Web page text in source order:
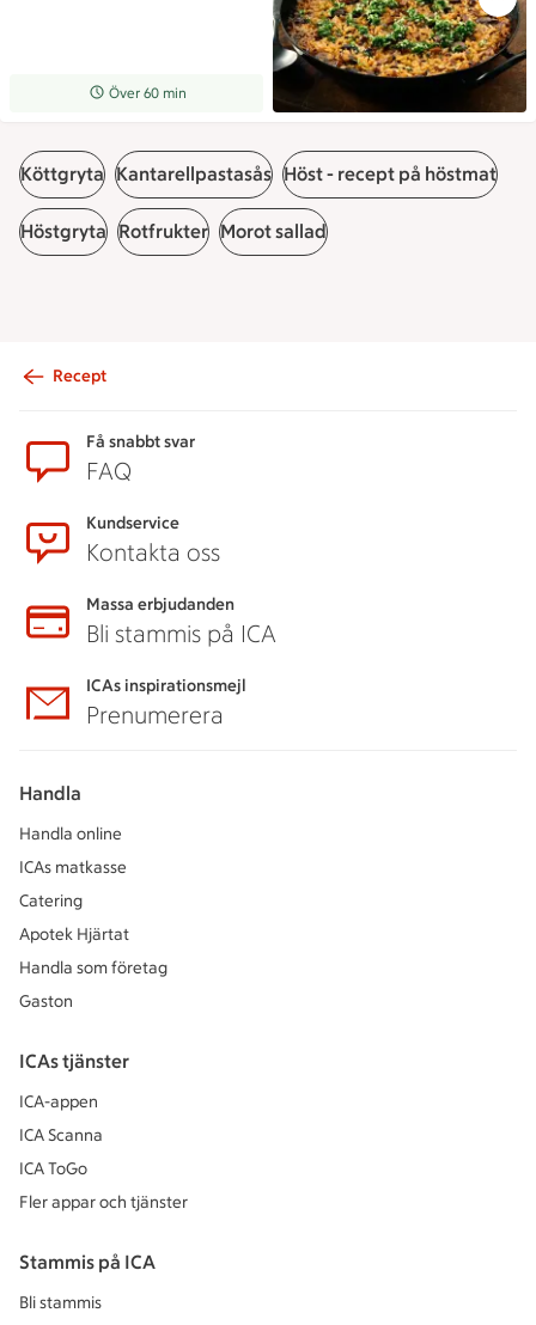
Receptet tar Över 60 min att tillaga
Över 60 min
Köttgryta Kantarellpastasås Höst - recept på höstmat
Höstgryta Rotfrukter Morot sallad
Recept
Få snabbt svar
FAQ
Kundservice
Kontakta oss
Massa erbjudanden
Bli stammis på ICA
ICAs inspirationsmejl
Prenumerera
Handla
Handla online
ICAs matkasse
Catering
Apotek Hjärtat
Handla som företag
Gaston
ICAs tjänster
ICA-appen
ICA Scanna
ICA ToGo
Fler appar och tjänster
Stammis på ICA
Bli stammis